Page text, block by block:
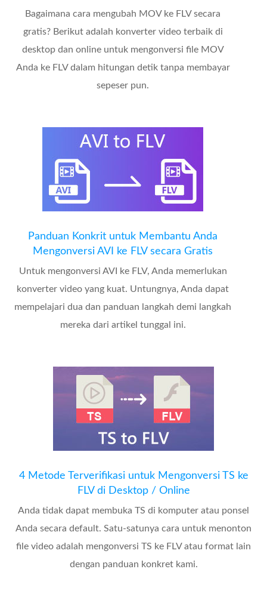
Bagaimana cara mengubah MOV ke FLV secara
gratis? Berikut adalah konverter video terbaik di
desktop dan online untuk mengonversi file MOV
Anda ke FLV dalam hitungan detik tanpa membayar
sepeser pun.
Panduan Konkrit untuk Membantu Anda
Mengonversi AVI ke FLV secara Gratis
Untuk mengonversi AVI ke FLV, Anda memerlukan
konverter video yang kuat. Untungnya, Anda dapat
mempelajari dua dan panduan langkah demi langkah
mereka dari artikel tunggal ini.
4 Metode Terverifikasi untuk Mengonversi TS ke
FLV di Desktop / Online
Anda tidak dapat membuka TS di komputer atau ponsel
Anda secara default. Satu-satunya cara untuk menonton
file video adalah mengonversi TS ke FLV atau format lain
dengan panduan konkret kami.